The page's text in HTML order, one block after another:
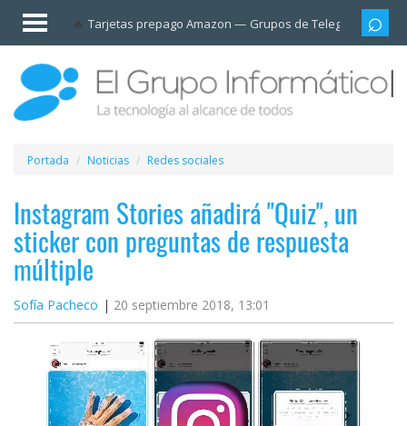
Tarjetas prepago Amazon Grupos de Telegram
Invitado
Iniciar
sesión /
Registrarse
Esenciales
Móviles
Ofertas
Apps
Redes
Plataformas
streaming
Portada Noticias Redes sociales
Instagram Stories añadirá "Quiz", un
sticker con preguntas de respuesta
múltiple
Sofía Pacheco 20 septiembre 2018, 13:01